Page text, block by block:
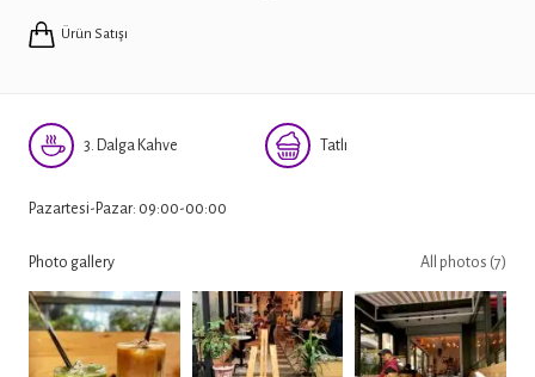
Ürün Satışı
3. Dalga Kahve Tatlı
Pazartesi-Pazar: 09:00-00:00
Photo gallery All photos (7)